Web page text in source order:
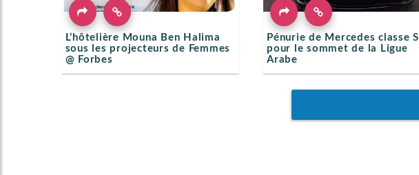
L’hôtelière Mouna Ben Halima
sous les projecteurs de Femmes
@ Forbes
Pénurie de Mercedes classe S
pour le sommet de la Ligue
Arabe